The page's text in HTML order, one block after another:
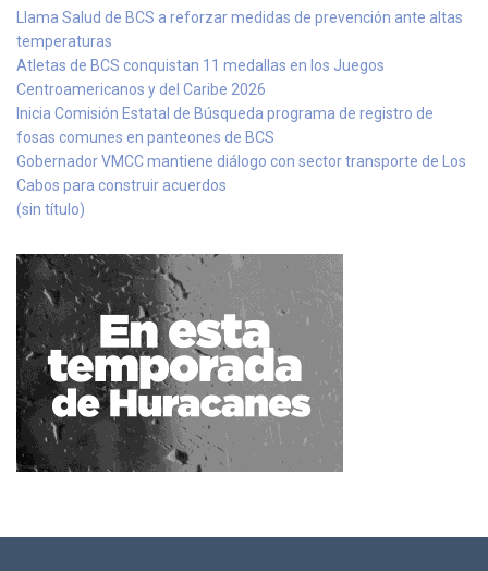
Llama Salud de BCS a reforzar medidas de prevención ante altas
temperaturas
Atletas de BCS conquistan 11 medallas en los Juegos
Centroamericanos y del Caribe 2026
Inicia Comisión Estatal de Búsqueda programa de registro de
fosas comunes en panteones de BCS
Gobernador VMCC mantiene diálogo con sector transporte de Los
Cabos para construir acuerdos
(sin título)